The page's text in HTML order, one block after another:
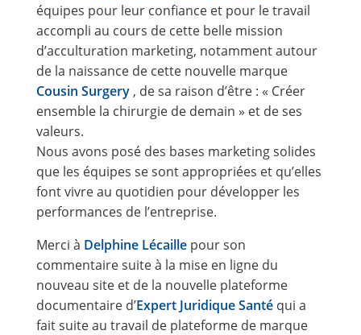
équipes pour leur confiance et pour le travail
accompli au cours de cette belle mission
d’acculturation marketing, notamment autour
de la naissance de cette nouvelle marque
Cousin Surgery, de sa raison d’être : « Créer
ensemble la chirurgie de demain » et de ses
valeurs.
Nous avons posé des bases marketing solides
que les équipes se sont appropriées et qu’elles
font vivre au quotidien pour développer les
performances de l’entreprise.
Merci à Delphine Lécaillepour son
commentaire suite à la mise en ligne du
nouveau site et de la nouvelle plateforme
documentaire d’Expert Juridique Santéqui a
fait suite au travail de plateforme de marque